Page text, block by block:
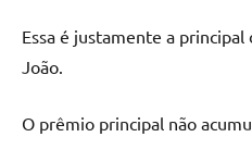
Essa é justamente a
João.
O prêmio principal não